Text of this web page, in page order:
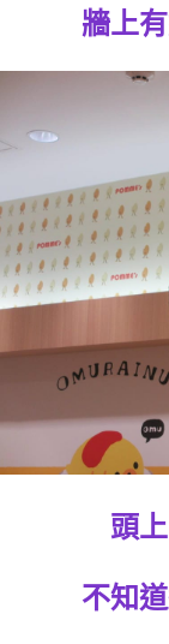
牆上
頭
不知